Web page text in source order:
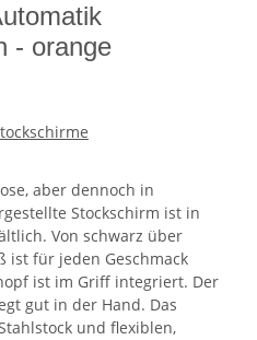
- orange
aber dennoch in
Stockschirm ist in
Von schwarz über
ist für jeden Geschmack
ist im Griff integriert. Der
gut in der Hand. Das
und flexiblen,